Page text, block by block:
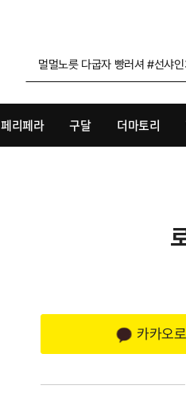
멀멀노릇 다굽자 빵러셔 #선샤
페리페라 구달 더마토리
카카오